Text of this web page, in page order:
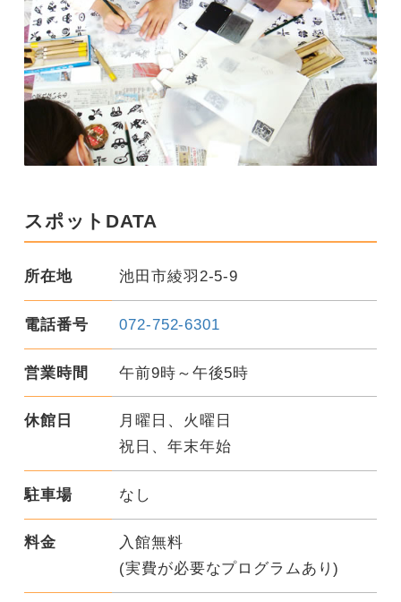
スポットDATA
所在地 池田市綾羽2-5-9
電話番号 072-752-6301
営業時間 午前9時～午後5時
休館日
月曜日、火曜日
祝日、年末年始
駐車場 なし
料金
入館無料
(実費が必要なプログラムあり)